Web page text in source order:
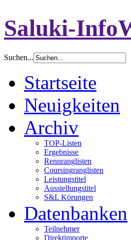
Saluki-
Suchen...
Startseite
Neuigkeiten
Archiv
TOP-Listen
Ergebnisse
Rennranglisten
Coursingranglisten
Leistungstitel
Ausstellungstitel
S&L Körungen
Datenbanken
Teilnehmer
Direktimporte